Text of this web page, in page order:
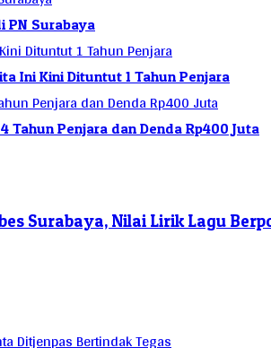
PN Surabaya
Ini Kini Dituntut 1 Tahun Penjara
Tahun Penjara dan Denda Rp400 Juta
Surabaya, Nilai Lirik Lagu